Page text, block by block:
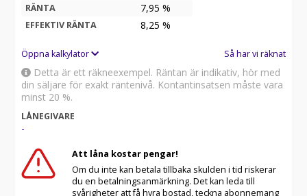
RÄNTA 7,95 %
EFFEKTIV RÄNTA 8,25 %
Öppna kalkylator Så har vi räknat
Detta är ett räkneexempel. Räntan är indikativ, hör med
din säljare för exakt räntenivå. Kontantinsatsen måste vara
minst 20 %.
LÅNEGIVARE
-
Att låna kostar pengar!
Om du inte kan betala tillbaka skulden i tid riskerar
du en betalningsanmärkning. Det kan leda till
svårigheter att få hyra bostad, teckna abonnemang